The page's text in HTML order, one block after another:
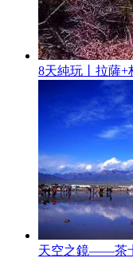
8天純玩丨拉薩+
天空之鏡——茶